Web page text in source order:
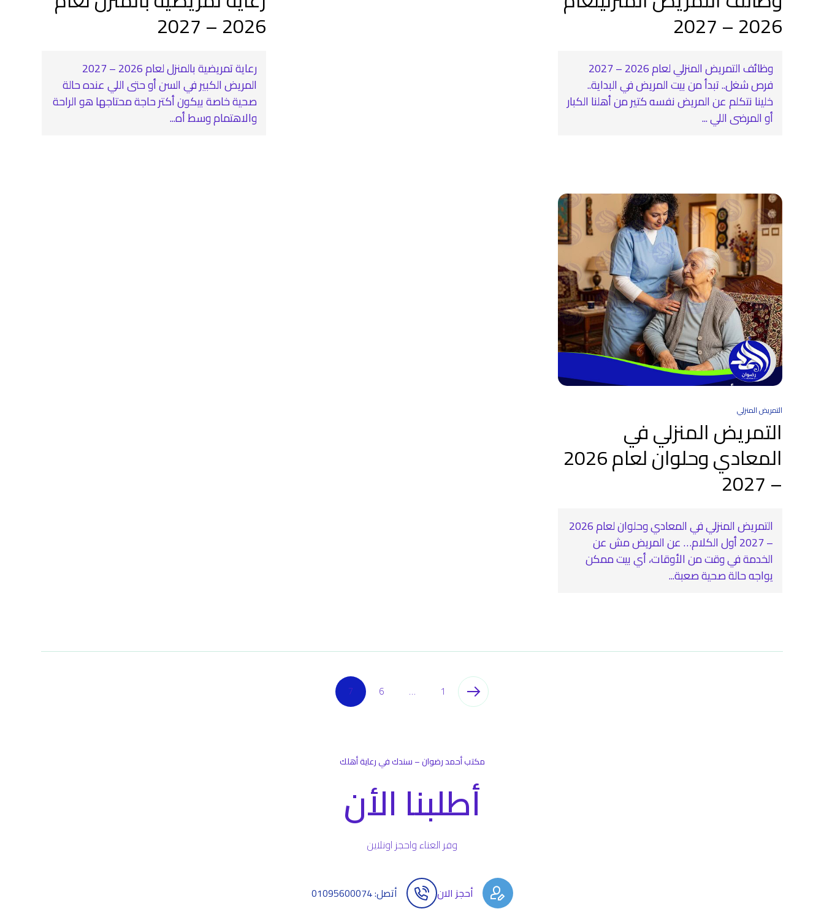
2026 – 2027
وظائف التمريض المنزلي لعام 2026 – 2027
فرص شغل.. تبدأ من بيت المريض في البداية..
خلينا نتكلم عن المريض نفسه كتير من أهلنا الكبار
أو المرضى اللي ...
2026 – 2027
رعاية تمريضية بالمنزل لعام 2026 – 2027
المريض الكبير في السن أو حتى اللي عنده حالة
صحية خاصة بيكون أكتر حاجة محتاجها هو الراحة
والاهتمام وسط أه...
التمريض المنزلي
التمريض المنزلي في
المعادي وحلوان لعام 2026
– 2027
التمريض المنزلي في المعادي وحلوان لعام 2026
– 2027 أول الكلام… عن المريض مش عن
الخدمة في وقت من الأوقات، أي بيت ممكن
يواجه حالة صحية صعبة...
1
…
6
7
مكتب أحمد رضوان – سندك في رعاية أهلك
أطلبنا الأن
وفر العناء واحجز اونلاين
أحجز الان أتصل: 01095600074